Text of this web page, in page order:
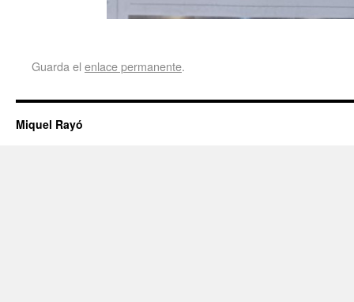
Guarda el enlace permanente.
Miquel Rayó